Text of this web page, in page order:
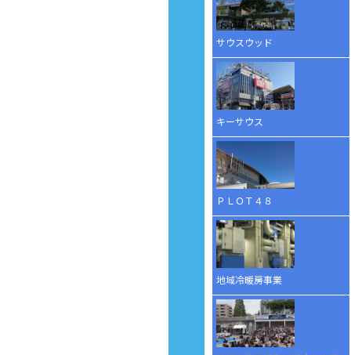
サウスウッド
キーサウス
ＰＬＯＴ４８
地域冷暖房事業